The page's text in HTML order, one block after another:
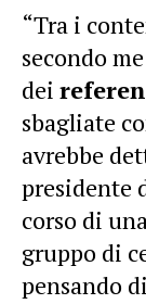
“Tra i
secondo
dei
sbagliate
avrebbe
presidente
corso di
gruppo di
pensando